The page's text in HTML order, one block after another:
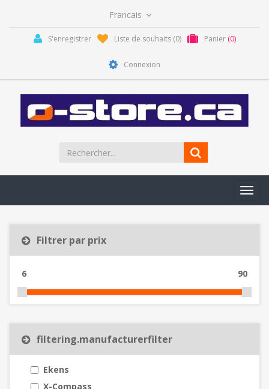
S'enregistrer Liste de souhaits (0) Panier (0)
Connexion
Filtrer par prix
6 90
filtering.manufacturerfilter
Ekens
X-Compass